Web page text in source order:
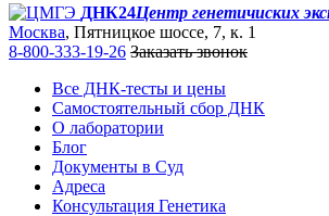
ДНК24Центр генетичиских
Москва, Пятницкое шоссе, 7, к. 1
8-800-333-19-26 Заказать звонок
Все ДНК-тесты и цены
Самостоятельный сбор ДНК
О лаборатории
Блог
Документы в Суд
Адреса
Консультация Генетика